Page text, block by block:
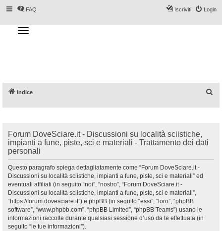
FAQ Login
Iscriviti
T
o
g
a
t
Indice
Forum DoveSciare.it - Discussioni su località sciistiche,
impianti a fune, piste, sci e materiali - Trattamento dei dati
personali
Questo paragrafo spiega dettagliatamente come “Forum DoveSciare.it -
Discussioni su località sciistiche, impianti a fune, piste, sci e materiali” ed
eventuali affiliati (in seguito “noi”, “nostro”, “Forum DoveSciare.it -
Discussioni su località sciistiche, impianti a fune, piste, sci e materiali”,
“https://forum.dovesciare.it”) e phpBB (in seguito “essi”, “loro”, “phpBB
software”, “www.phpbb.com”, “phpBB Limited”, “phpBB Teams”) usano le
informazioni raccolte durante qualsiasi sessione d’uso da te effettuata (in
seguito “le tue informazioni”).